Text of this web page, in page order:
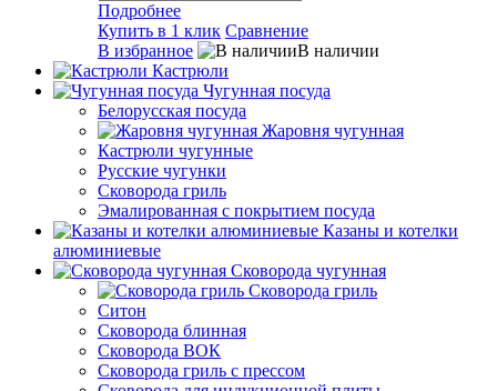
Подробнее
Купить в 1 клик Сравнение
В избранное
В наличии
Кастрюли
Чугунная посуда
Белорусская посуда
Жаровня чугунная
Кастрюли чугунные
Русские чугунки
Сковорода гриль
Эмалированная с покрытием посуда
Казаны и котелки
алюминиевые
Сковорода чугунная
Сковорода гриль
Ситон
Сковорода блинная
Сковорода ВОК
Сковорода гриль с прессом